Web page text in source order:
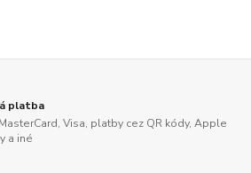
platba
Visa, platby cez QR kódy, Apple
a iné